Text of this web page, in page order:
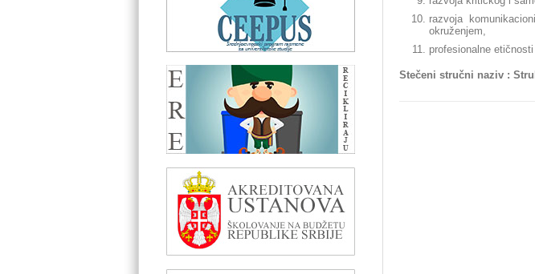
razvoja
okruženjem,
profesionalne etičnosti
Stečeni stručni naziv :